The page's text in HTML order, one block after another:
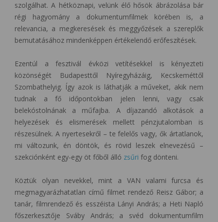
szolgálhat. A hétköznapi, velünk élő hősök ábrázolása bár
régi hagyomány a dokumentumfilmek körében is, a
relevancia, a megkeresések és meggyőzések a szereplők
bemutatásához mindenképpen értékelendő erőfeszítések.
Ezentúl a fesztivál évközi vetítésekkel is kényezteti
közönségét Budapesttől Nyíregyházáig, Kecskeméttől
Szombathelyig. Így azok is láthatják a műveket, akik nem
tudnak a fő időpontokban jelen lenni, vagy csak
belekóstolnának a műfajba. A díjazandó alkotások a
helyezések és elismerések mellett pénzjutalomban is
részesülnek. A nyertesekről – te felelős vagy, ők ártatlanok,
mi változunk, én döntök, és rövid leszek elnevezésű –
szekciónként egy-egy öt főből álló zsűri fog dönteni.
Köztük olyan nevekkel, mint a VAN valami furcsa és
megmagyarázhatatlan című filmet rendező Reisz Gábor; a
tanár, filmrendező és esszéista Lányi András; a Heti Napló
főszerkesztője Sváby András; a svéd dokumentumfilm